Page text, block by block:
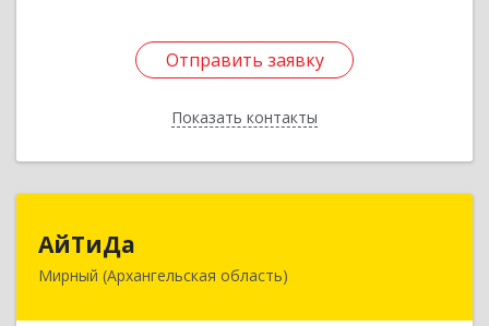
Отправить заявку
Показать контакты
Отправить заявку
Назад
АйТиДа
Мирный (Архангельская область)
164170, Архангельская обл, Мирный г,